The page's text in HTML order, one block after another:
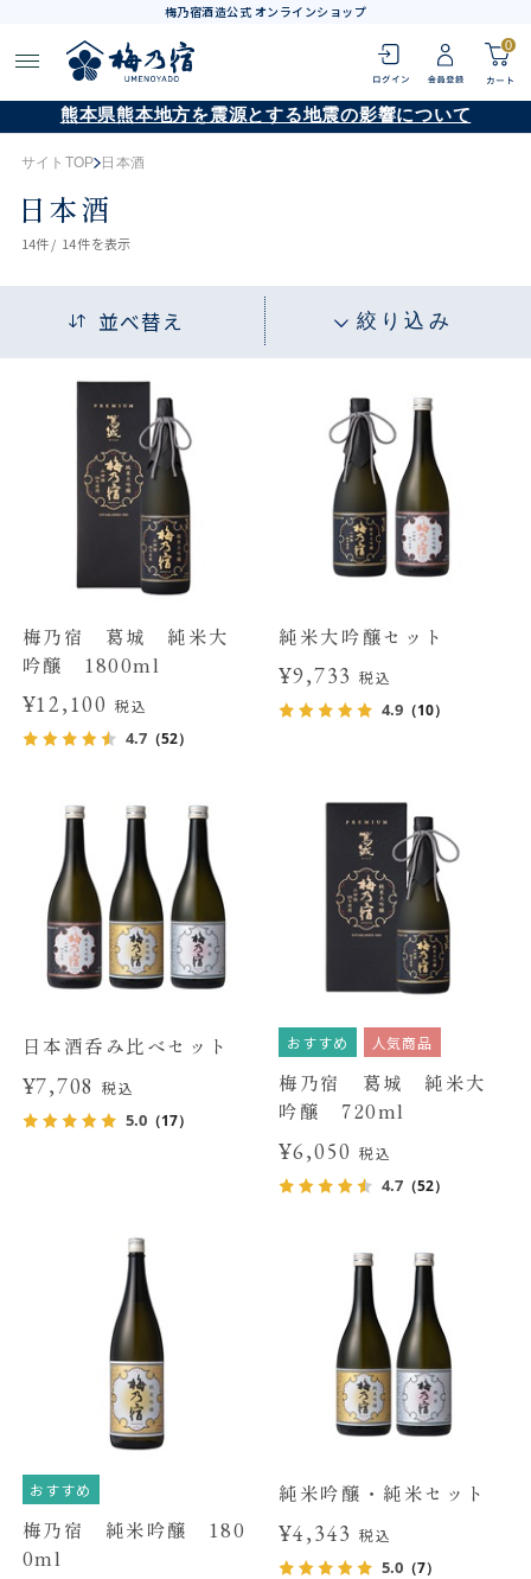
梅乃宿酒造公式 オンラインショップ
0
熊本県熊本地方を震源とする地震の影響について
サイトTOP 日本酒
日本酒
14件 / 14件を表示
並べ替え 絞り込み
梅乃宿 葛城 純米大
吟醸 1800ml
¥12,100 税込
4.7（52）
純米大吟醸セット
¥9,733 税込
4.9 （10）
日本酒呑み比べセット
¥7,708税込
5.0（17）
おすすめ 人気商品
梅乃宿 葛城 純米大
吟醸 720ml
¥6,050 税込
4.7 （52）
おすすめ
梅乃宿 純米吟醸 180
0ml
純米吟醸・純米セット
¥4,343 税込
5.0 （7）